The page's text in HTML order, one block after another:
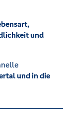
und
und in die